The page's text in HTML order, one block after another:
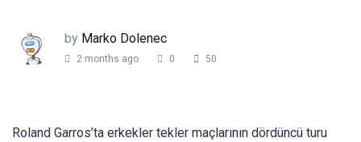
by Marko Dolenec
2 months ago 0 50
Roland Garros’ta erkekler tekler maçlarının dördüncü turu